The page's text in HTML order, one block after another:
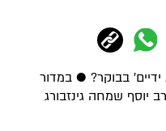
בבוקר? ● במדור
יוסף שמחה גינזבורג